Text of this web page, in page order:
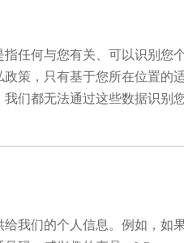
任何与您有关、可以识别您
策，只有基于您所在位置的
们都无法通过这些数据识别您
我们的个人信息。例如，如